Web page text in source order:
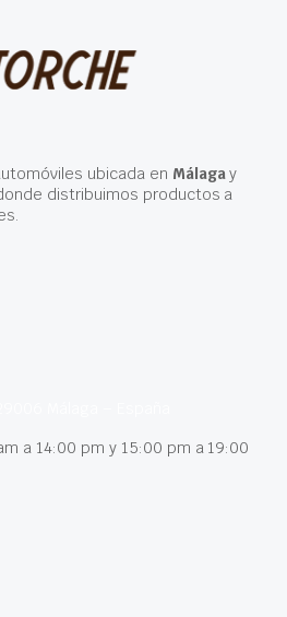
ubicada en Málagay
distribuimos productos a
a 14:00 pm y 15:00 pm a 19:00